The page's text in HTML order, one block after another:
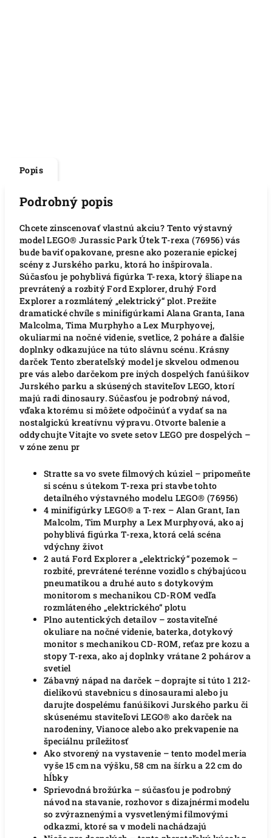
Popis
Podrobný popis
Chcete zinscenovať vlastnú akciu? Tento výstavný
model LEGO® Jurassic Park Útek T-rexa (76956) vás
bude baviť opakovane, presne ako pozeranie epickej
scény z Jurského parku, ktorá ho inšpirovala.
Súčasťou je pohyblivá figúrka T-rexa, ktorý šliape na
prevrátený a rozbitý Ford Explorer, druhý Ford
Explorer a rozmlátený „elektrický“ plot. Prežite
dramatické chvíle s minifigúrkami Alana Granta, Iana
Malcolma, Tima Murphyho a Lex Murphyovej,
okuliarmi na nočné videnie, svetlice, 2 poháre a ďalšie
doplnky odkazujúce na túto slávnu scénu. Krásny
darček Tento zberateľský model je skvelou odmenou
pre vás alebo darčekom pre iných dospelých fanúšikov
Jurského parku a skúsených staviteľov LEGO, ktorí
majú radi dinosaury. Súčasťou je podrobný návod,
vďaka ktorému si môžete odpočinúť a vydať sa na
nostalgickú kreatívnu výpravu. Otvorte balenie a
oddychujte Vitajte vo svete setov LEGO pre dospelých –
v zóne zenu pr
Stratte sa vo svete filmových kúziel – pripomeňte
si scénu s útekom T-rexa pri stavbe tohto
detailného výstavného modelu LEGO® (76956)
4 minifigúrky LEGO® a T-rex – Alan Grant, Ian
Malcolm, Tim Murphy a Lex Murphyová, ako aj
pohyblivá figúrka T-rexa, ktorá celá scéna
vdýchny život
2 autá Ford Explorer a „elektrický“ pozemok –
rozbité, prevrátené terénne vozidlo s chýbajúcou
pneumatikou a druhé auto s dotykovým
monitorom s mechanikou CD-ROM vedľa
rozmláteného „elektrického“ plotu
Plno autentických detailov – zostaviteľné
okuliare na nočné videnie, baterka, dotykový
monitor s mechanikou CD-ROM, reťaz pre kozu a
stopy T-rexa, ako aj doplnky vrátane 2 pohárov a
svetiel
Zábavný nápad na darček – doprajte si túto 1 212-
dielikovú stavebnicu s dinosaurami alebo ju
darujte dospelému fanúšikovi Jurského parku či
skúsenému staviteľovi LEGO® ako darček na
narodeniny, Vianoce alebo ako prekvapenie na
špeciálnu príležitosť
Ako stvorený na vystavenie – tento model meria
vyše 15 cm na výšku, 58 cm na šírku a 22 cm do
hĺbky
Sprievodná brožúrka – súčasťou je podrobný
návod na stavanie, rozhovor s dizajnérmi modelu
so zvýraznenými a vysvetlenými filmovými
odkazmi, ktoré sa v modeli nachádzajú